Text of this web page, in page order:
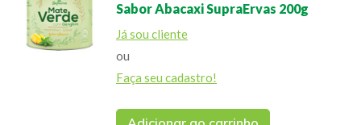
Sabor Abacaxi SupraErvas 200g
Já sou cliente
ou
Faça seu cadastro!